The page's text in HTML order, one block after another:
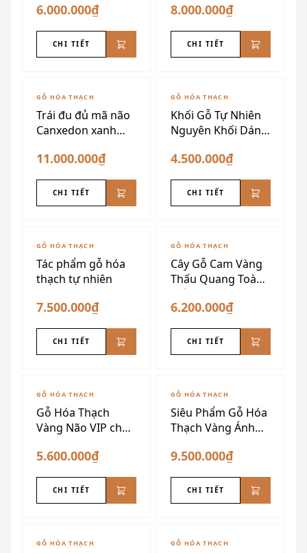
6.000.000₫
CHI TIẾT
8.000.000₫
CHI TIẾT
GỖ HÓA THẠCH
Trái đu đủ mã não
Canxedon xanh
11.000.000₫
CHI TIẾT
GỖ HÓA THẠCH
Khối Gỗ Tự Nhiên
Nguyên Khối Dáng
4.500.000₫
CHI TIẾT
GỖ HÓA THẠCH
Tác phẩm gỗ hóa
thạch tự nhiên
7.500.000₫
CHI TIẾT
GỖ HÓA THẠCH
Cây Gỗ Cam Vàng
Thấu Quang Toàn
Phần
6.200.000₫
CHI TIẾT
GỖ HÓA THẠCH
Gỗ Hóa Thạch
Vàng Não VIP chấn
5.600.000₫
CHI TIẾT
GỖ HÓA THẠCH
Siêu Phẩm Gỗ Hóa
Thạch Vàng Ánh
9.500.000₫
CHI TIẾT
GỖ HÓA THẠCH GỖ HÓA THẠCH